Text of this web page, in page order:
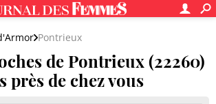
Pontrieux
de Pontrieux (22260)
près de chez vous